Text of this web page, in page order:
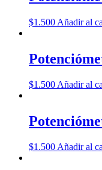
$1.500 Añadir al
$1.500 Añadir al
$1.500 Añadir al